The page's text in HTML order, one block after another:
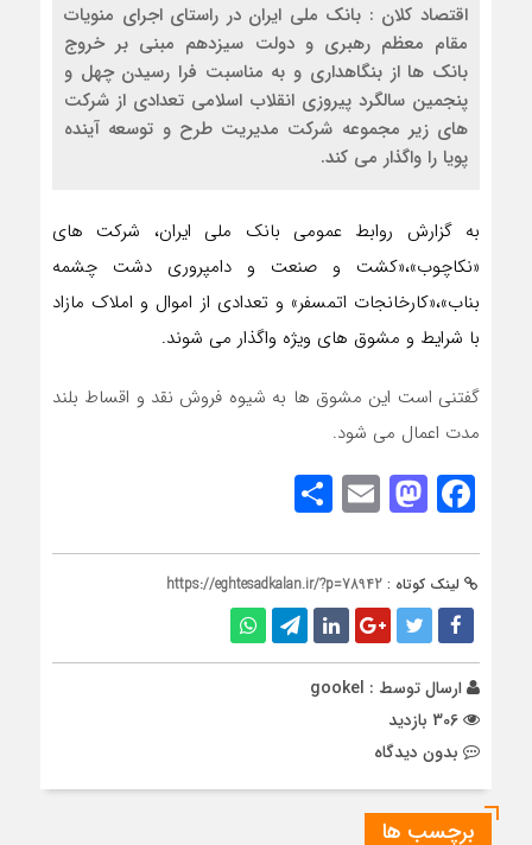
اقتصاد کلان : بانک ملی ایران در راستای اجرای منویات
مقام معظم رهبری و دولت سیزدهم مبنی بر خروج
بانک ها از بنگاهداری و به مناسبت فرا رسیدن چهل و
پنجمین سالگرد پیروزی انقلاب اسلامی تعدادی از شرکت
های زیر مجموعه شرکت مدیریت طرح و توسعه آینده
پویا را واگذار می کند.
به گزارش روابط عمومی بانک ملی ایران، شرکت های
«نکاچوب»،«کشت و صنعت و دامپروری دشت چشمه
بناب»،«کارخانجات اتمسفر» و تعدادی از اموال و املاک مازاد
با شرایط و مشوق های ویژه واگذار می شوند.
گفتنی است این مشوق ها به شیوه فروش نقد و اقساط بلند
مدت اعمال می شود.
Facebook
Mastodon
Email
لینک کوتاه : https://eghtesadkalan.ir/?p=78942
ارسال توسط : gookel
بدون دیدگاه
برچسب ها